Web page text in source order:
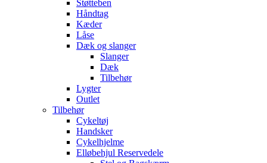
Støtteben
Håndtag
Kæder
Låse
Dæk og slanger
Slanger
Dæk
Tilbehør
Lygter
Outlet
Tilbehør
Cykeltøj
Handsker
Cykelhjelme
Elløbehjul Reservedele